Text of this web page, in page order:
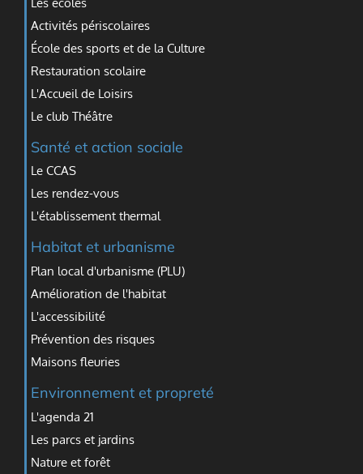
Activités périscolaires
École des sports et de la Culture
Restauration scolaire
L'Accueil de Loisirs
Le club Théâtre
Santé et action sociale
Le CCAS
Les rendez-vous
L'établissement thermal
Habitat et urbanisme
Plan local d'urbanisme (PLU)
Amélioration de l'habitat
L'accessibilité
Prévention des risques
Maisons fleuries
Environnement et propreté
L'agenda 21
Les parcs et jardins
Nature et forêt